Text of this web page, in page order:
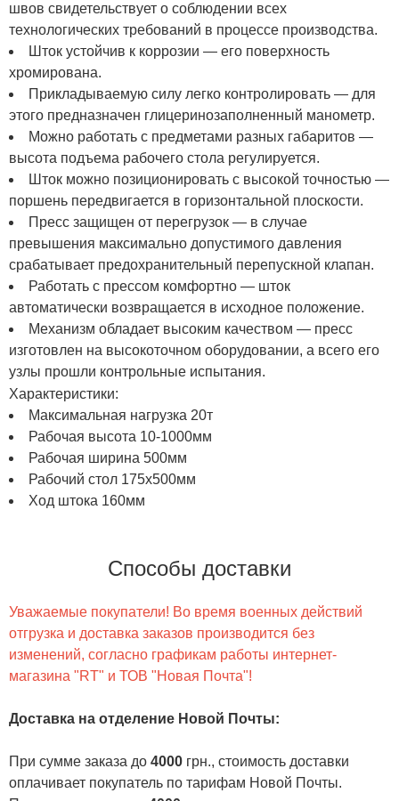
швов свидетельствует о соблюдении всех
технологических требований в процессе производства.
Шток устойчив к коррозии — его поверхность
хромирована.
Прикладываемую силу легко контролировать — для
этого предназначен глицеринозаполненный манометр.
Можно работать с предметами разных габаритов —
высота подъема рабочего стола регулируется.
Шток можно позиционировать с высокой точностью —
поршень передвигается в горизонтальной плоскости.
Пресс защищен от перегрузок — в случае
превышения максимально допустимого давления
срабатывает предохранительный перепускной клапан.
Работать с прессом комфортно — шток
автоматически возвращается в исходное положение.
Механизм обладает высоким качеством — пресс
изготовлен на высокоточном оборудовании, а всего его
узлы прошли контрольные испытания.
Характеристики:
Максимальная нагрузка 20т
Рабочая высота 10-1000мм
Рабочая ширина 500мм
Рабочий стол 175х500мм
Ход штока 160мм
Способы доставки
Уважаемые покупатели! Во время военных действий
отгрузка и доставка заказов производится без
изменений, согласно графикам работы интернет-
магазина "RT" и ТОВ "Новая Почта"!
Доставка на отделение Новой Почты:
При сумме заказа до 4000 грн., стоимость доставки
оплачивает покупатель по тарифам Новой Почты.